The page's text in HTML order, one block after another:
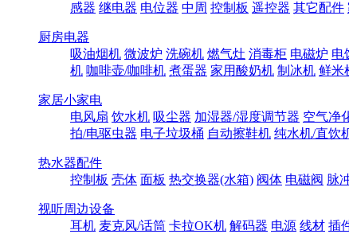
感器 继电器 电位器 中周 控制板 遥控器 其它配件
厨房电器
吸油烟机 微波炉 洗碗机 燃气灶 消毒柜 电磁炉 电
机 咖啡壶/咖啡机 煮蛋器 家用酸奶机 制冰机 鲜米
家居小家电
电风扇 饮水机 吸尘器 加湿器/湿度调节器 空气净
拍/电驱虫器 电子垃圾桶 自动擦鞋机 纯水机/直饮
热水器配件
控制板 壳体 面板 热交换器(水箱) 阀体 电磁阀 脉
视听周边设备
耳机 麦克风/话筒 卡拉OK机 解码器 电源 线材 插